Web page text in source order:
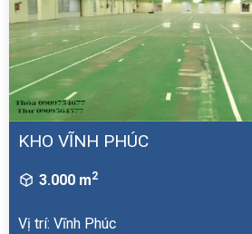
KHO VĨNH PHÚC
3.000 m2
Vị trí: Vĩnh Phúc